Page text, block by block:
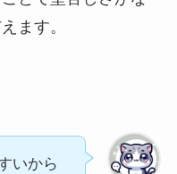
ます。
いから